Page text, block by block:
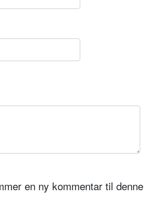
en ny kommentar til denne